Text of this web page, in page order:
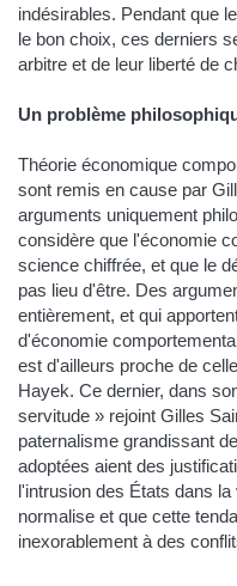
indésirables. Pendant que
le bon choix, ces derniers
arbitre et de leur liberté de
Un problème
Théorie économique
sont remis en cause par
arguments uniquement
considère que l'économie
science chiffrée, et que le
pas lieu d'être. Des
entièrement, et qui
d'économie
est d'ailleurs proche de
Hayek. Ce dernier, dans
servitude » rejoint Gilles
paternalisme grandissant
adoptées aient des
l'intrusion des États dans
normalise et que cette
inexorablement à des